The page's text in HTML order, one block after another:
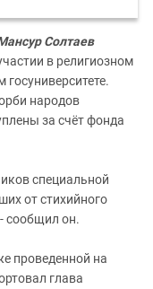
Солтаев
в религиозном
народов
за счёт фонда
специальной
от стихийного
сообщил он.
проведенной на
глава